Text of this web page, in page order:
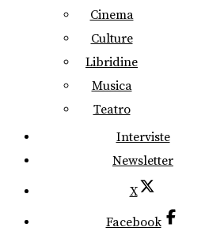
Cinema
Culture
Libridine
Musica
Teatro
Interviste
Newsletter
X
Facebook